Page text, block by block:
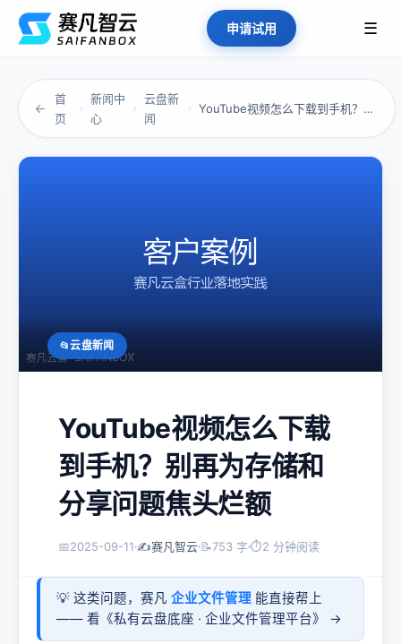
申请试用 ☰
←
首
页
›
新闻中
心
›
云盘新
闻
› YouTube视频怎么下载到手机？别再为存储...
云盘新闻
YouTube视频怎么下载
到手机？别再为存储和
分享问题焦头烂额
📅2025-09-11 ✍️赛凡智云 📝753 字 ⏱2 分钟阅读
💡 这类问题，赛凡 企业文件管理 能直接帮上
—— 看《私有云盘底座 · 企业文件管理平台》 →